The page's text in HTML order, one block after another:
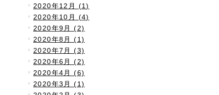
2020年12月 (1)
2020年10月 (4)
2020年9月 (2)
2020年8月 (1)
2020年7月 (3)
2020年6月 (2)
2020年4月 (6)
2020年3月 (1)